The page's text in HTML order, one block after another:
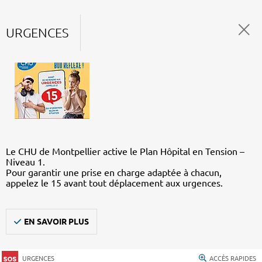
URGENCES
Le CHU de Montpellier active le Plan Hôpital en Tension –
Niveau 1.
Pour garantir une prise en charge adaptée à chacun,
appelez le 15 avant tout déplacement aux urgences.
EN SAVOIR PLUS
URGENCES ACCÈS RAPIDES